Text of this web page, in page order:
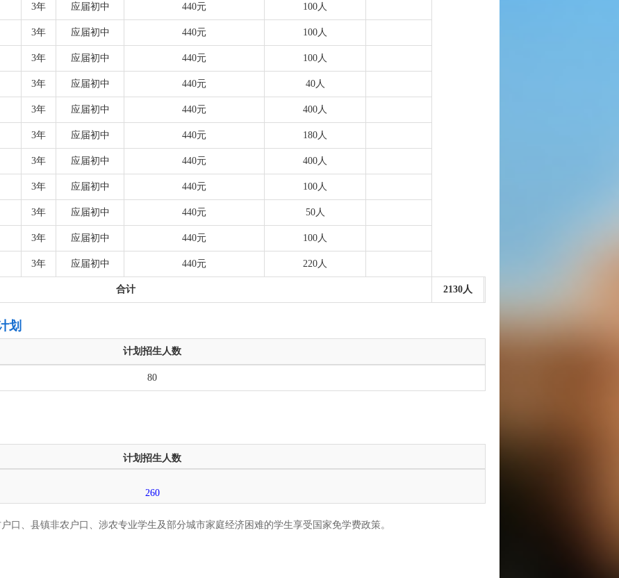
3年 应届初中 440元 100人
3年 应届初中 440元 100人
3年 应届初中 440元 100人
3年 应届初中 440元 40人
3年 应届初中 440元 400人
3年 应届初中 440元 180人
3年 应届初中 440元 400人
3年 应届初中 440元 100人
3年 应届初中 440元 50人
3年 应届初中 440元 100人
3年 应届初中 440元 220人
合计 2130人
划
计划招生人数
80
计划招生人数
260
口、县镇非农户口、涉农专业学生及部分城市家庭经济困难的学生享受国家免学费政策。